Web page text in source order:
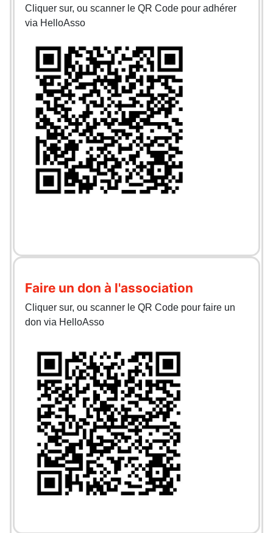
Cliquer sur, ou scanner le QR Code pour adhérer
via HelloAsso
Faire un don à l'association
Cliquer sur, ou scanner le QR Code pour faire un
don via HelloAsso